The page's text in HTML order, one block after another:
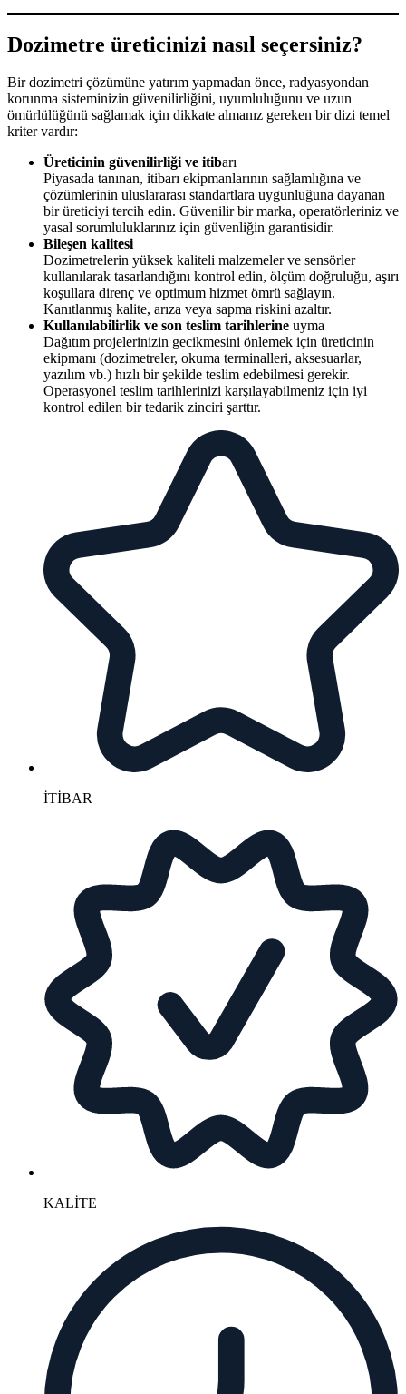
Dozimetre üreticinizi nasıl seçersiniz?
Bir dozimetri çözümüne yatırım yapmadan önce, radyasyondan
korunma sisteminizin güvenilirliğini, uyumluluğunu ve uzun
ömürlülüğünü sağlamak için dikkate almanız gereken bir dizi temel
kriter vardır:
Üreticinin güvenilirliği ve itibarı
Piyasada tanınan, itibarı ekipmanlarının sağlamlığına ve
çözümlerinin uluslararası standartlara uygunluğuna dayanan
bir üreticiyi tercih edin. Güvenilir bir marka, operatörleriniz ve
yasal sorumluluklarınız için güvenliğin garantisidir.
Bileşen kalitesi
Dozimetrelerin yüksek kaliteli malzemeler ve sensörler
kullanılarak tasarlandığını kontrol edin, ölçüm doğruluğu, aşırı
koşullara direnç ve optimum hizmet ömrü sağlayın.
Kanıtlanmış kalite, arıza veya sapma riskini azaltır.
Kullanılabilirlik ve son teslim tarihlerine uyma
Dağıtım projelerinizin gecikmesini önlemek için üreticinin
ekipmanı (dozimetreler, okuma terminalleri, aksesuarlar,
yazılım vb.) hızlı bir şekilde teslim edebilmesi gerekir.
Operasyonel teslim tarihlerinizi karşılayabilmeniz için iyi
kontrol edilen bir tedarik zinciri şarttır.
İTİBAR
KALİTE